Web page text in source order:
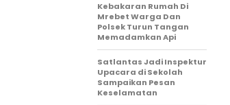
Kebakaran Rumah Di
Mrebet Warga Dan
Polsek Turun Tangan
Memadamkan Api
Satlantas Jadi Inspektur
Upacara di Sekolah
Sampaikan Pesan
Keselamatan